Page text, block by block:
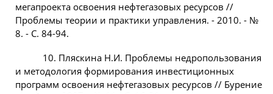
мегапроекта освоения нефтегазовых ресурсов //
Проблемы теории и практики управления. - 2010. - №
8. - С. 84-94.
10. Пляскина Н.И. Проблемы недропользования
и методология формирования инвестиционных
программ освоения нефтегазовых ресурсов // Бурение